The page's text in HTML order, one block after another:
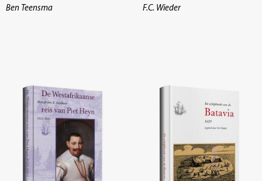
Ben Teensma
F.C. Wieder